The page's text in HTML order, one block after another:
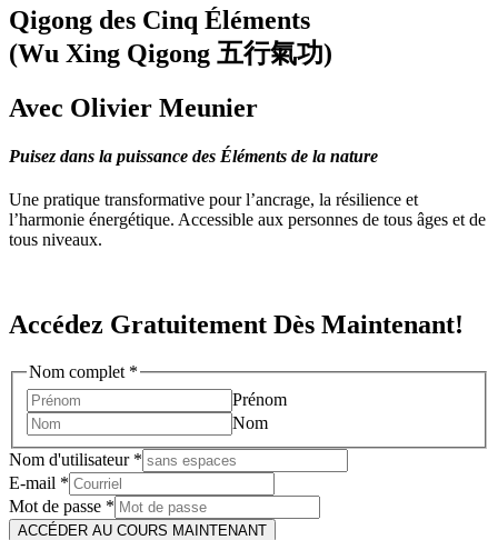
Qigong des Cinq Éléments
(Wu Xing Qigong 五行氣功)
Avec Olivier Meunier
Puisez dans la puissance des Éléments de la nature
Une pratique transformative pour l’ancrage, la résilience et
l’harmonie énergétique. Accessible aux personnes de tous âges et de
tous niveaux.
Accédez Gratuitement Dès Maintenant!
Nom complet *
Prénom
Nom
Nom d'utilisateur *
E-mail *
Mot de passe *
ACCÉDER AU COURS MAINTENANT